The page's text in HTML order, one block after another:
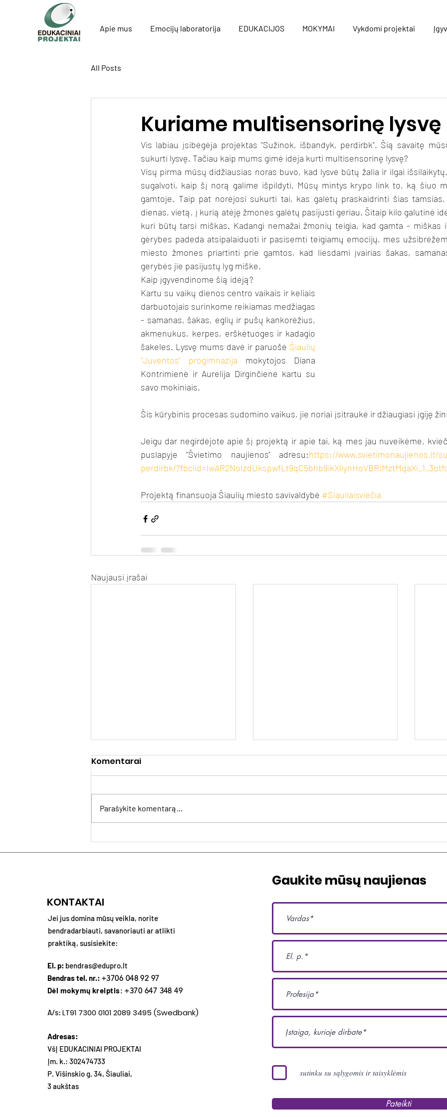
Apie mus Emocijų laboratorija EDUKACIJOS MOKYMAI Vykdomi projektai
All Posts
Kuriame multisensorinę lysvę
Vis labiau įsibėgėja projektas "Sužinok, išbandyk, perdirbk". Šią savaitę
sukurti lysvę. Tačiau kaip mums gimė idėja kurti multisensorinę lysvę?
Visų pirma mūsų didžiausias noras buvo, kad lysvė būtų žalia ir ilgai
sugalvoti, kaip šį norą galime išpildyti. Mūsų mintys krypo link to, ką šiuo
gamtoje. Taip pat norėjosi sukurti tai, kas galėtų praskaidrinti šias
dienas, vietą, į kurią atėję žmonės galėtų pasijusti geriau. Šitaip kilo galutinė
kuri būtų tarsi miškas. Kadangi nemažai žmonių teigia, kad gamta - miškas
gėrybes padeda atsipalaiduoti ir pasisemti teigiamų emocijų, mes
miesto žmones priartinti prie gamtos, kad liesdami įvairias šakas,
gerybės jie pasijustų lyg miške.
Kaip įgyvendinome šią idėją?
Kartu su vaikų dienos centro vaikais ir keliais
darbuotojais surinkome reikiamas medžiagas
- samanas, šakas, eglių ir pušų kankorėžius,
akmenukus, kerpes, erškėtuoges ir kadagio
šakeles. Lysvę mums davė ir paruošė Šiaulių
"Juventos" progimnazija mokytojos Diana
Kontrimienė ir Aurelija Dirginčienė kartu su
savo mokiniais.
Šis kūrybinis procesas sudomino vaikus, jie noriai įsitraukė ir džiaugiasi įgiję
Jeigu dar negirdėjote apie šį projektą ir apie tai, ką mes jau nuveikėme,
puslapyje "Švietimo naujienos" adresu:https://www.svietimonaujienos.lt/
perdirbk/
Projektą finansuoja Šiaulių miesto savivaldybė #Siauliaisviečia
Naujausi įrašai
MUGArtS: kas muziejus ir
galerijas daro
GENLINK: naujas kartų
projektas
Komentarai
Parašykite komentarą...
KONTAKTAI
Jei jus domina mūsų veikla, norite
bendradarbiauti, savanoriauti ar atlikti
praktiką, susisiekite:
El. p: bendras@edupro.lt
Bendras tel. nr.: +3706 048 92 97
Dėl mokymų kreiptis: +370 647 348 49
A/s: LT91 7300 0101 2089 3495 (Swedbank)
Adresas:
VšĮ EDUKACINIAI PROJEKTAI
Įm. k.: 302474733
P. Višinskio g. 34, Šiauliai,
3 aukštas
Gaukite mūsų naujienas
sutinku su sąlygomis ir taisyklėmis
Pateikti